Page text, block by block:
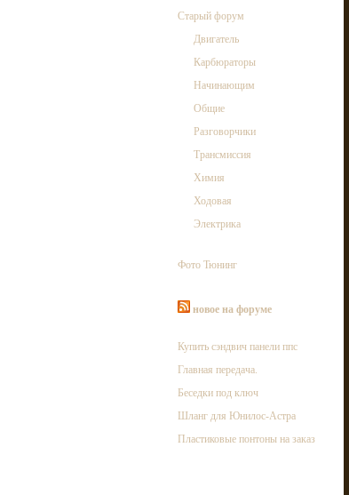
Старый форум
Двигатель
Карбюраторы
Начинающим
Общие
Разговорчики
Трансмиссия
Химия
Ходовая
Электрика
Фото Тюнинг
новое на форуме
Купить сэндвич панели ппс
Главная передача.
Беседки под ключ
Шланг для Юнилос-Астра
Пластиковые понтоны на заказ